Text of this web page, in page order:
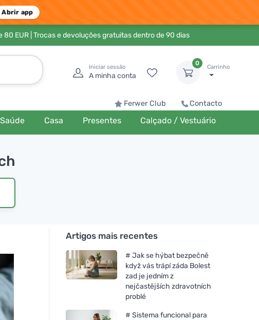
Abrir app
80 EUR| Trocas e devoluções gratuitas dentro de 90 dias
Iniciar sessão
A minha conta
0
Carrinho
Ferwer Club Contacto
Saúde Casa Presentes Calçado / Vestuário
Artigos mais recentes
# Jak se hýbat bezpečně
když vás trápí záda Bolest
zad je jedním z
nejčastějších zdravotních
problé
# Sistema funcional para